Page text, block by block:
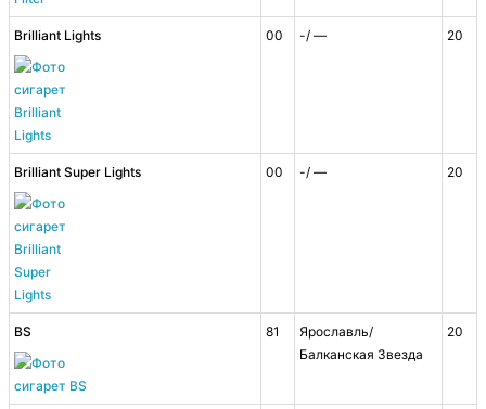
Brilliant Lights 00 -/ — 20
Brilliant Super Lights 00 -/ — 20
BS 81
Ярославль/
Балканская Звезда
20